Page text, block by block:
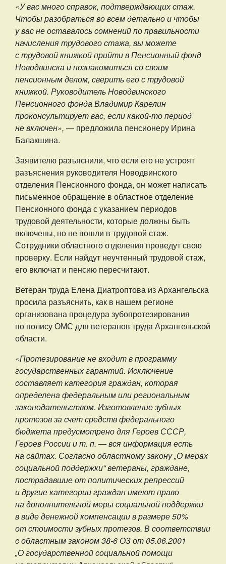
«У вас много справок, подтверждающих стаж.
Чтобы разобраться во всем детально и чтобы
у вас не оставалось сомнений по правильности
начисления трудового стажа, вы можете
с трудовой книжкой прийти в Пенсионный фонд
Новодвинска и познакомиться со своим
пенсионным делом, сверить его с трудовой
книжкой. Руководитель Новодвинского
Пенсионного фонда Владимир Карелин
проконсультирует вас, если какой-то период
не включен», — предложила пенсионеру Ирина
Балакшина.
Заявителю разъяснили, что если его не устроят
разъяснения руководителя Новодвинского
отделения Пенсионного фонда, он может написать
письменное обращение в областное отделение
Пенсионного фонда с указанием периодов
трудовой деятельности, которые должны быть
включены, но не вошли в трудовой стаж.
Сотрудники областного отделения проведут свою
проверку. Если найдут неучтенный трудовой стаж,
его включат и пенсию пересчитают.
Ветеран труда Елена Диатроптова из Архангельска
просила разъяснить, как в нашем регионе
организована процедура зубопротезирования
по полису ОМС для ветеранов труда Архангельской
области.
«Протезирование не входит в программу
государственных гарантий. Исключение
составляет категория граждан, которая
определена федеральным или региональным
законодательством. Изготовление зубных
протезов за счет средств федерального
бюджета предусмотрено для Героев СССР,
Героев России и т. п. — вся информация есть
на сайтах. Согласно областному закону „О мерах
социальной поддержки“ ветераны, граждане,
пострадавшие от политических репрессий
и другие категории граждан имеют право
на дополнительной меры социальной поддержки
в виде денежной компенсации в размере 50%
от стоимости зубных протезов. В соответствии
с областным законом 38-6 ОЗ от 05.06.2001
„О государственной социальной помощи